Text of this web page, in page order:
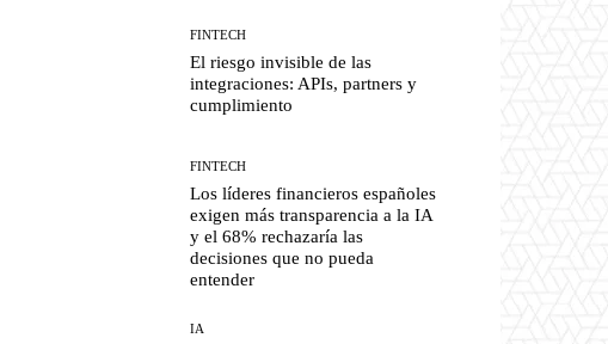
FINTECH
El riesgo invisible de las
integraciones: APIs, partners y
cumplimiento
FINTECH
Los líderes financieros españoles
exigen más transparencia a la IA
y el 68% rechazaría las
decisiones que no pueda
entender
IA